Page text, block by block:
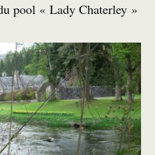
pool « Lady Chaterley »